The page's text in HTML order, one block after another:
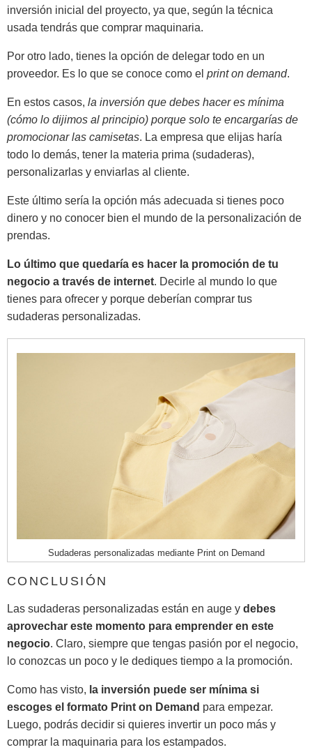
inversión inicial del proyecto, ya que, según la técnica
usada tendrás que comprar maquinaria.
Por otro lado, tienes la opción de delegar todo en un
proveedor. Es lo que se conoce como el print on demand.
En estos casos, la inversión que debes hacer es mínima
(cómo lo dijimos al principio) porque solo te encargarías de
promocionar las camisetas. La empresa que elijas haría
todo lo demás, tener la materia prima (sudaderas),
personalizarlas y enviarlas al cliente.
Este último sería la opción más adecuada si tienes poco
dinero y no conocer bien el mundo de la personalización de
prendas.
Lo último que quedaría es hacer la promoción de tu
negocio a través de internet. Decirle al mundo lo que
tienes para ofrecer y porque deberían comprar tus
sudaderas personalizadas.
Sudaderas personalizadas mediante Print on Demand
CONCLUSIÓN
Las sudaderas personalizadas están en auge y debes
aprovechar este momento para emprender en este
negocio. Claro, siempre que tengas pasión por el negocio,
lo conozcas un poco y le dediques tiempo a la promoción.
Como has visto, la inversión puede ser mínima si
escoges el formato Print on Demand para empezar.
Luego, podrás decidir si quieres invertir un poco más y
comprar la maquinaria para los estampados.